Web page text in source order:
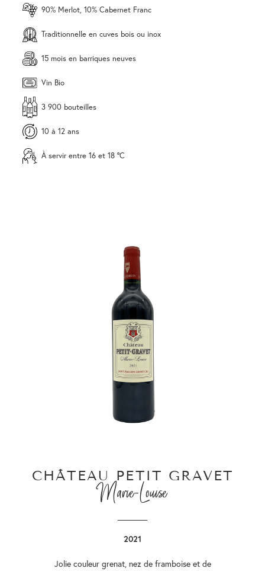
90% Merlot, 10% Cabernet Franc
Traditionnelle en cuves bois ou inox
15 mois en barriques neuves
Vin Bio
3 900 bouteilles
10 à 12 ans
À servir entre 16 et 18 °C
CHÂTEAU PETIT GRAVET
Marie-Louise
2021
Jolie couleur grenat, nez de framboise et de